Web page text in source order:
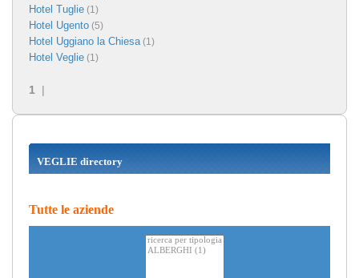
Hotel Tuglie (1)
Hotel Ugento (5)
Hotel Uggiano la Chiesa(1)
Hotel Veglie (1)
1 |
VEGLIE directory
Tutte le aziende